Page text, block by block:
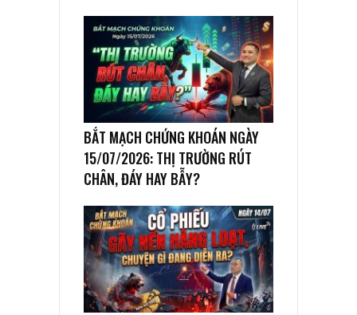
BẮT MẠCH CHỨNG KHOÁN NGÀY
15/07/2026: THỊ TRƯỜNG RÚT
CHÂN, ĐÁY HAY BẪY?